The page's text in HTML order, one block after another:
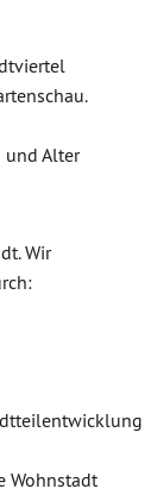
und Alter
Wir
Wohnstadt